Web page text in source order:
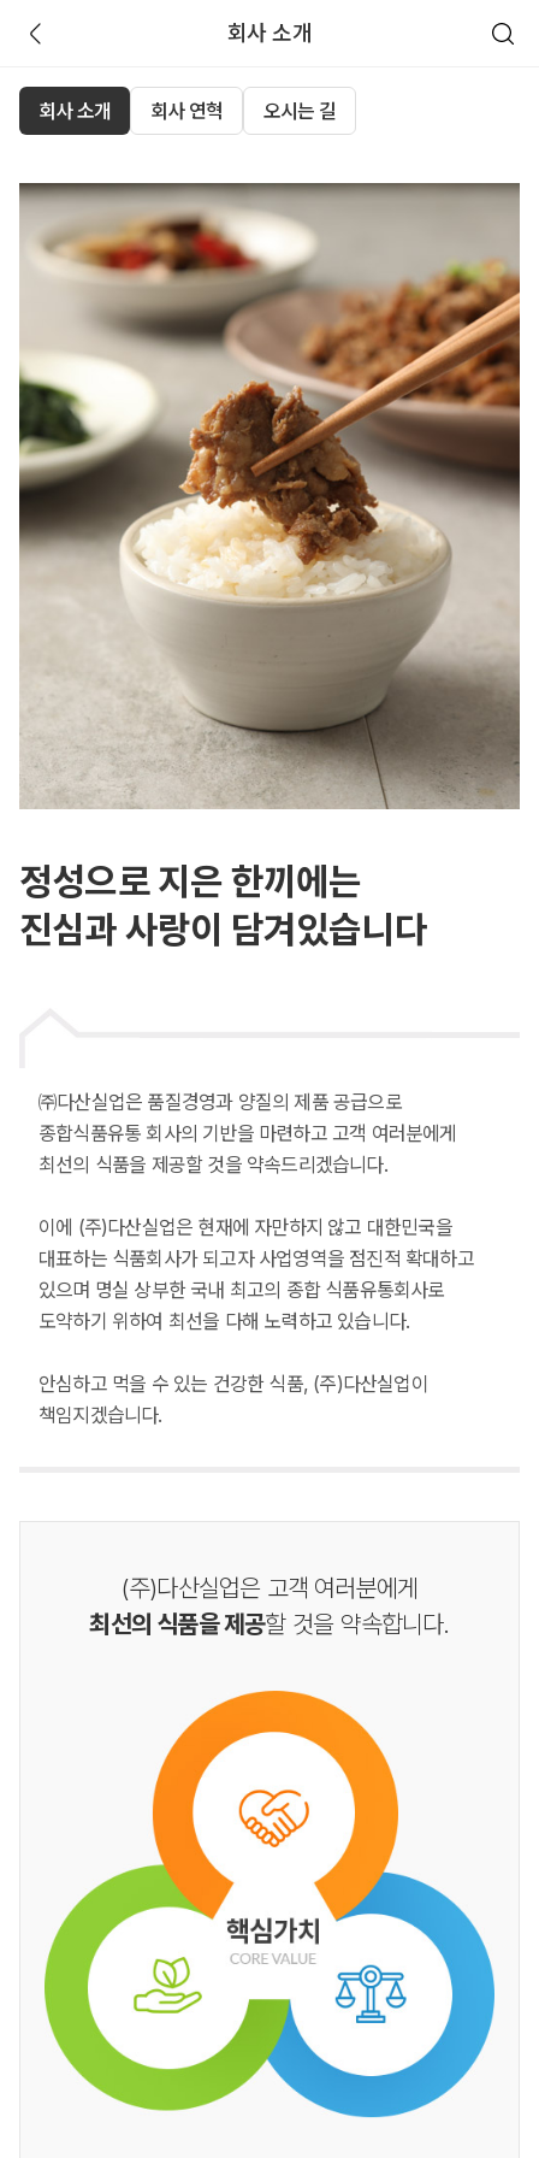
회사 소개
회사 소개 회사 연혁 오시는 길
정성으로 지은 한끼에는
진심과 사랑이 담겨있습니다
㈜다산실업은 품질경영과 양질의 제품 공급으로
종합식품유통 회사의 기반을 마련하고 고객 여러분에게
최선의 식품을 제공할 것을 약속드리겠습니다.
이에 (주)다산실업은 현재에 자만하지 않고 대한민국을
대표하는 식품회사가 되고자 사업영역을 점진적 확대하고
있으며 명실 상부한 국내 최고의 종합 식품유통회사로
도약하기 위하여 최선을 다해 노력하고 있습니다.
안심하고 먹을 수 있는 건강한 식품, (주)다산실업이
책임지겠습니다.
(주)다산실업은 고객 여러분에게
최선의 식품을 제공할 것을 약속합니다.